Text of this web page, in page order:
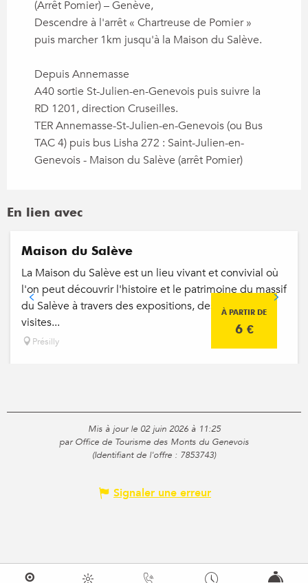
(Arrêt Pomier) – Genève,
Descendre à l'arrêt « Chartreuse de Pomier »
puis marcher 1km jusqu'à la Maison du Salève.
Depuis Annemasse
A40 sortie St-Julien-en-Genevois puis suivre la
RD 1201, direction Cruseilles.
TER Annemasse-St-Julien-en-Genevois (ou Bus
TAC 4) puis bus Lisha 272 : Saint-Julien-en-
Genevois - Maison du Salève (arrêt Pomier)
En lien avec
À PARTIR DE
6 €
Maison du Salève
La Maison du Salève est un lieu vivant et convivial où
l'on peut découvrir l'histoire et le patrimoine du massif
du Salève à travers des expositions, des ateliers, des
visites...
Présilly
Mis à jour le 02 juin 2026 à 11:25
par Office de Tourisme des Monts du Genevois
(Identifiant de l'offre : 7853743)
Signaler une erreur